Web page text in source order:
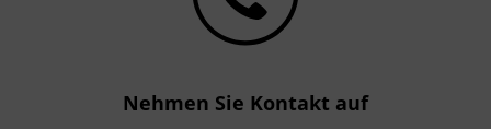
Nehmen Sie Kontakt auf